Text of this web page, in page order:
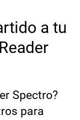
a tu
Spectro?
para